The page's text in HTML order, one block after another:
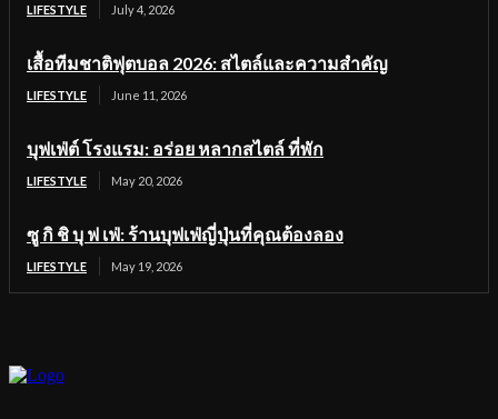
LIFESTYLE July 4, 2026
เสื้อทีมชาติฟุตบอล 2026: สไตล์และความสำคัญ
LIFESTYLE June 11, 2026
บุฟเฟ่ต์ โรงแรม: อร่อย หลากสไตล์ ที่พัก
LIFESTYLE May 20, 2026
ซู กิ ชิ บุ ฟ เฟ่: ร้านบุฟเฟ่ญี่ปุ่นที่คุณต้องลอง
LIFESTYLE May 19, 2026